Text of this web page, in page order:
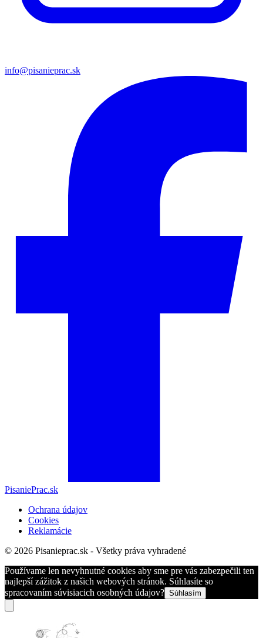
info@pisanieprac.sk
PisaniePrac.sk
Ochrana údajov
Cookies
Reklamácie
© 2026 Pisanieprac.sk - Všetky práva vyhradené
Používame len nevyhnutné cookies aby sme pre vás zabezpečili ten
najlepší zážitok z našich webových stránok. Súhlasíte so
spracovaním súvisiacich osobných údajov? Súhlasím